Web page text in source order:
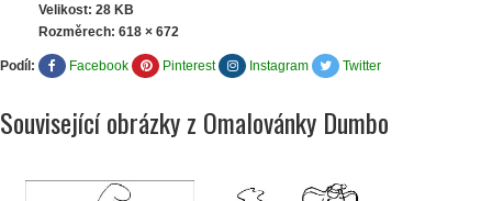
Velikost: 28 KB
Rozměrech: 618 × 672
Podíl: Facebook Pinterest Instagram Twitter
Související obrázky z Omalovánky Dumbo